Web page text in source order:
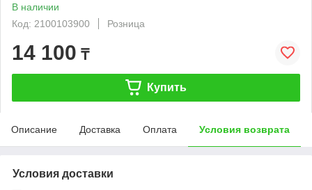
В наличии
Код: 2100103900
Розница
14 100 ₸
Купить
Описание Доставка Оплата Условия возврата
Условия доставки